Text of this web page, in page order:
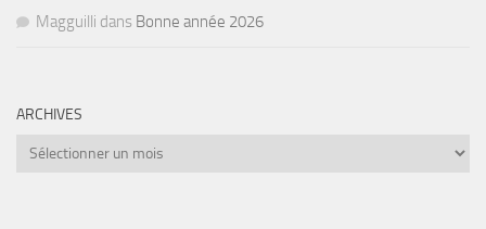
Magguilli dans Bonne année 2026
ARCHIVES
Archives